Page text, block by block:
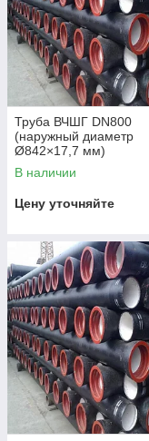
Труба ВЧШГ DN800
(наружный диаметр
Ø842×17,7 мм)
В наличии
Цену уточняйте